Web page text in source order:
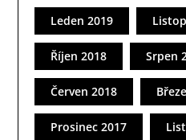
Leden 2019
Říjen 2018 Srpen
Červen 2018
Prosinec 2017